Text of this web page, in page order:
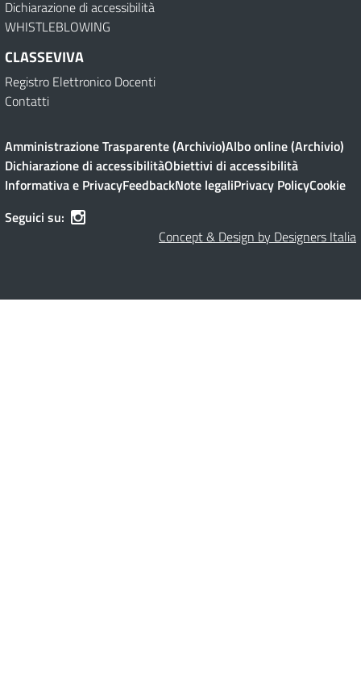
Dichiarazione di accessibilità
WHISTLEBLOWING
CLASSEVIVA
Registro Elettronico Docenti
Contatti
Amministrazione Trasparente (Archivio)Albo online (Archivio)
Dichiarazione di accessibilitàObiettivi di accessibilità
Informativa e PrivacyFeedbackNote legaliPrivacy PolicyCookie
Seguici su:
Concept & Design by Designers Italia